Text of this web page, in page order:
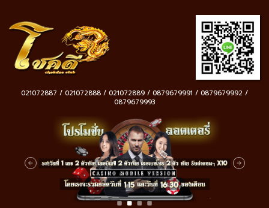
021072887 / 021072888 / 021072889 / 0879679991 / 0879679992 /
0879679993